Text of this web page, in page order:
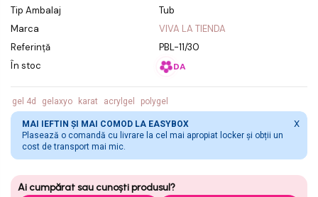
Tip Ambalaj
Tub
Marca
VIVA LA TIENDA
Referință
PBL-11/30
În stoc
DA
gel 4d gelaxyo karat acrylgel polygel
MAI IEFTIN ȘI MAI COMOD LA EASYBOX
Plasează o comandă cu livrare la cel mai apropiat locker și obții un
cost de transport mai mic.
X